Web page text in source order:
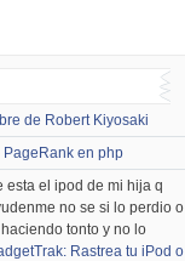
de Robert Kiyosaki
en php
esta el ipod de mi hija q
no se si lo perdio o
tonto y no lo
Rastrea tu iPod o